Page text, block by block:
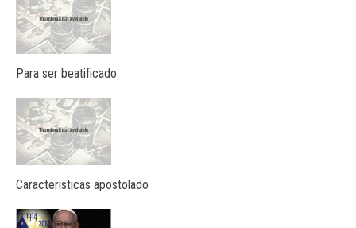
Para ser beatificado
Caracteristicas apostolado